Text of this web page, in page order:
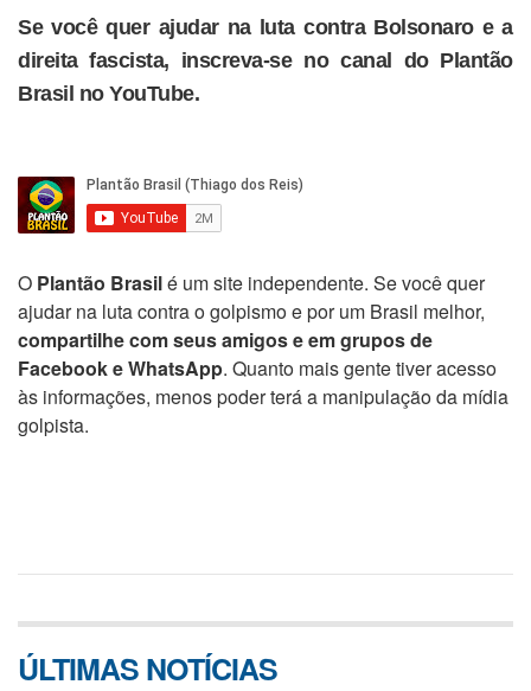
Se você quer ajudar na luta contra Bolsonaro e a
direita fascista, inscreva-se no canal do Plantão
Brasil no YouTube.
O Plantão Brasilé um site independente. Se você quer
ajudar na luta contra o golpismo e por um Brasil melhor,
compartilhe com seus amigos e em grupos de
Facebook e WhatsApp. Quanto mais gente tiver acesso
às informações, menos poder terá a manipulação da mídia
golpista.
ÚLTIMAS NOTÍCIAS